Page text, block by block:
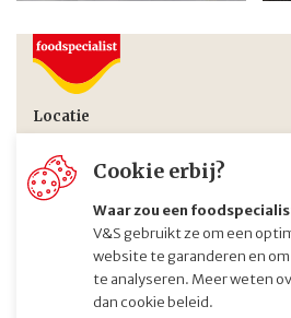
Locatie
2314 XP Leiden
Nederland
Route via Google maps
info@foodspecialist.nl
+31 (0)71 581 3535
Cookie erbij?
Waar zou een
V&S gebruikt ze om een
website te garanderen en
te analyseren. Meer weten
dan cookie beleid.